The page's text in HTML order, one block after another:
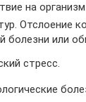
на
Отслоение
болезни или
стресс.